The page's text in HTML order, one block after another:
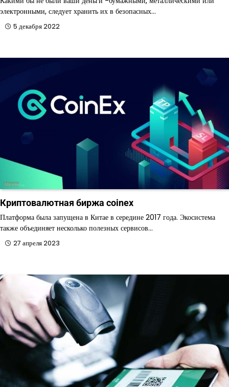
электронными, следует хранить их в безопасных…
5 декабря 2022
Криптовалютная биржа coinex
Платформа была запущена в Китае в середине 2017 года. Экосистема
также объединяет несколько полезных сервисов…
27 апреля 2023